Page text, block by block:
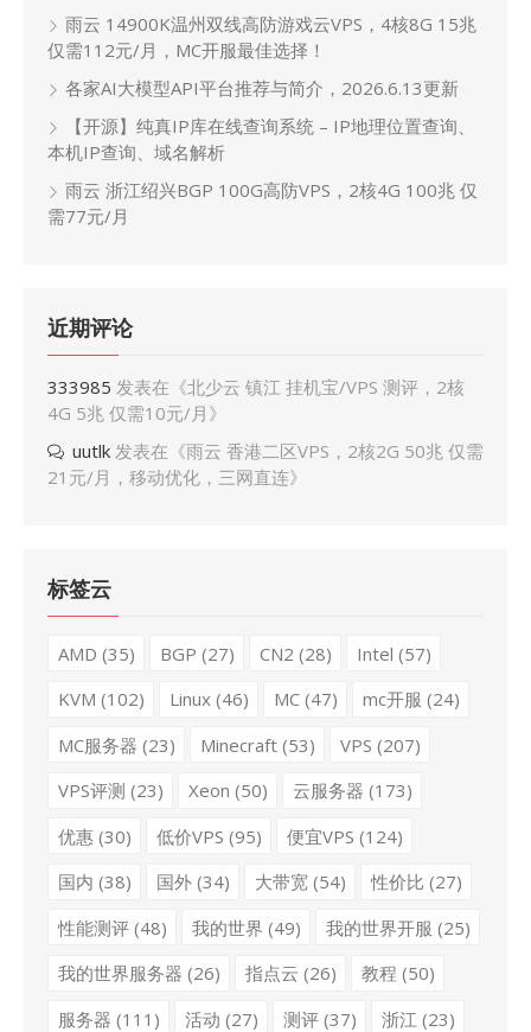
雨云 14900K温州双线高防游戏云VPS，4核8G 15兆
仅需112元/月，MC开服最佳选择！
各家AI大模型API平台推荐与简介，2026.6.13更新
【开源】纯真IP库在线查询系统 – IP地理位置查询、
本机IP查询、域名解析
雨云 浙江绍兴BGP 100G高防VPS，2核4G 100兆 仅
需77元/月
近期评论
333985 发表在《北少云 镇江 挂机宝/VPS 测评，2核
4G 5兆 仅需10元/月 》
uutlk 发表在《雨云 香港二区VPS，2核2G 50兆 仅需
21元/月，移动优化，三网直连》
标签云
AMD (35) BGP (27) CN2 (28) Intel (57)
KVM (102) Linux(46) MC(47) mc开服 (24)
MC服务器 (23) Minecraft(53) VPS (207)
VPS评测 (23) Xeon (50) 云服务器 (173)
优惠(30) 低价VPS (95) 便宜VPS (124)
国内 (38) 国外(34) 大带宽(54) 性价比 (27)
性能测评(48) 我的世界 (49) 我的世界开服 (25)
我的世界服务器 (26) 指点云 (26) 教程 (50)
服务器 (111) 活动 (27) 测评(37) 浙江 (23)